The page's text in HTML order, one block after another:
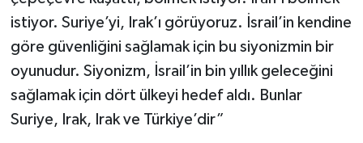
istiyor. Suriye’yi, Irak’ı görüyoruz. İsrail’in kendine
göre güvenliğini sağlamak için bu siyonizmin bir
oyunudur. Siyonizm, İsrail’in bin yıllık geleceğini
sağlamak için dört ülkeyi hedef aldı. Bunlar
Suriye, Irak, Irak ve Türkiye’dir”